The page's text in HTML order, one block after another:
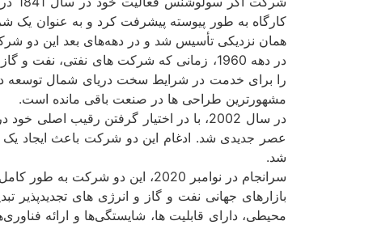
همان نزدیکی تأسیس شد و در دهه‌های بعد این دو
در دهه 1960، زمانی که شرکت های نفتی،
مشهورترین طراحی ها در صنعت باقی مانده است.
عصر جدیدی شد. ادغام این دو شرکت باعث ایجاد
شد.
بازارهای جهانی نفت و گاز و انرژی های
محیطی، دارای قابلیت ها، شایستگی‌ها و ارائه